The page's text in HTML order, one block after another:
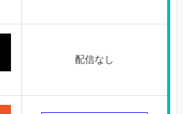
配信なし